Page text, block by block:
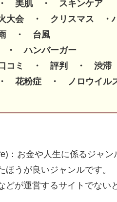
美肌 ・ スキンケア
会 ・ クリスマス ・
・ 台風
ハンバーガー
コミ ・ 評判 ・ 渋滞
花粉症 ・ ノロウイルス
：お金や人生に係るジャン
うが良いジャンルです。
が運営するサイトでない